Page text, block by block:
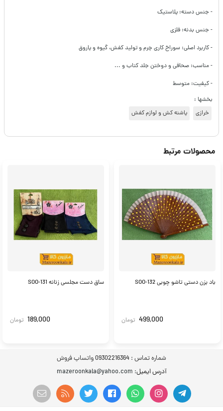
- جنس دسته: پلاستیک
- جنس بدنه: فلزی
- کاربرد اصلی: سوراخ کاری چرم و تولید کفش، گیوه و پاروق
- مناسب: صحافی و دوختن جلد کتاب و ...
- کیفیت: متوسط
بخشها :
خرازی
پاشنه کش و لوازم کفش
محصولات مرتبط
باد بزن دستی تاشو چوبی SOO-132
499,000 تومان
ساق دست مجلسی زنانه SOO-131
189,000 تومان
شماره تماس : 09302216364 واتساپ فروش
آدرس ایمیل: mazeroonkala@yahoo.com